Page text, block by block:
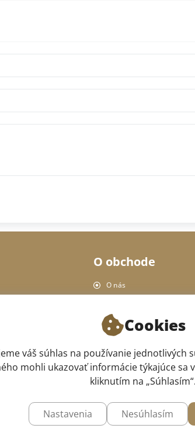
O obchode
O nás
Pravidlá obchodu
Doručenie a platba
Naša predajňa
Cookies
váš súhlas na používanie jednotlivých
mohli ukazovať informácie týkajúce sa
kliknutím na „Súhlasím“.
Nastavenia Nesúhlasím